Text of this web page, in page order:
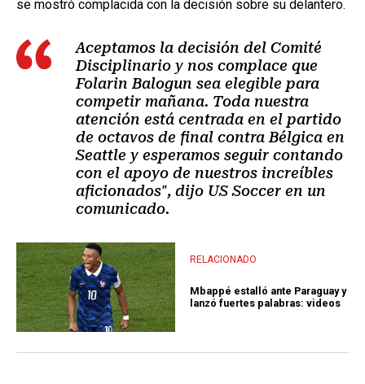
se mostró complacida con la decisión sobre su delantero.
Aceptamos la decisión del Comité
Disciplinario y nos complace que
Folarin Balogun sea elegible para
competir mañana. Toda nuestra
atención está centrada en el partido
de octavos de final contra Bélgica en
Seattle y esperamos seguir contando
con el apoyo de nuestros increíbles
aficionados", dijo US Soccer en un
comunicado.
RELACIONADO
Mbappé estalló ante Paraguay y
lanzó fuertes palabras: videos